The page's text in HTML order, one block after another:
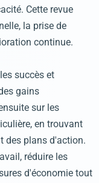
Cette revue
la prise de
continue.
succès et
gains
sur les
en trouvant
des plans d'action.
réduire les
d'économie tout